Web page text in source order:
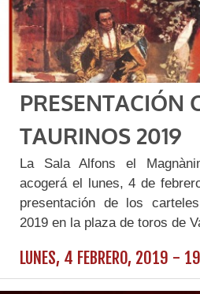
PRESENTACIÓN
TAURINOS 2019
La Sala Alfons el
acogerá el lunes, 4 de
presentación de los
2019 en la plaza de toros de
LUNES, 4 FEBRERO, 2019 -